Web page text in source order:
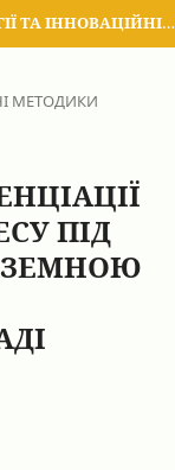
СУЧАСНІ ІНФОРМАЦІЙНІ ТЕХНОЛОГІЇ ТА ІННОВАЦІЙНІ МЕТОДИКИ НАВЧАННЯ В ПІДГОТОВЦІ ФАХІВЦІВ: МЕТОДОЛОГІЯ, ТЕОРІЯ, ДОСВІД, ПРОБЛЕМИ
МЕТОДИКИ
ПІД